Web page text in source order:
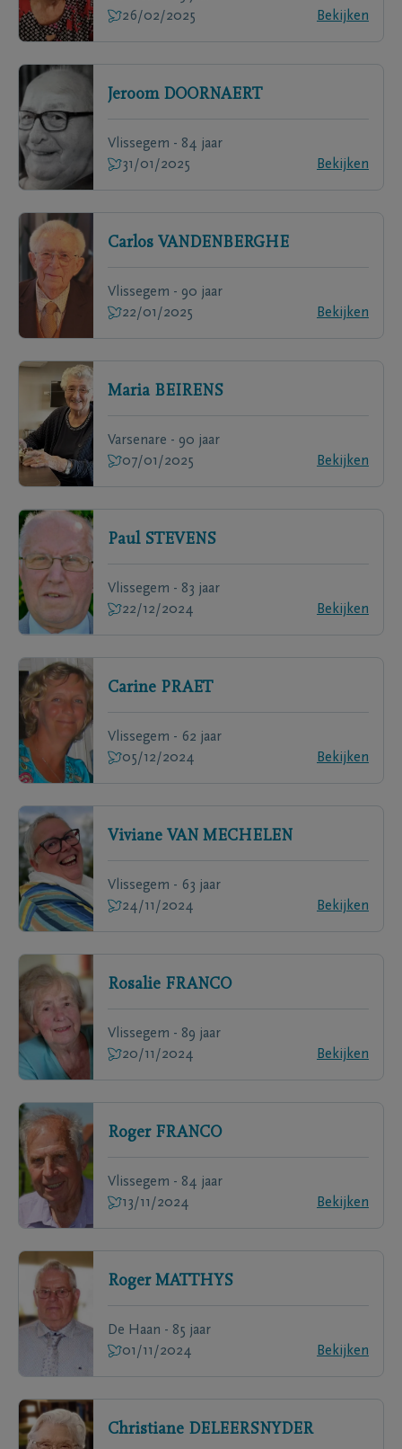
26/02/2025
Bekijken
Jeroom DOORNAERT
Vlissegem - 84 jaar
31/01/2025
Bekijken
Carlos VANDENBERGHE
Vlissegem - 90 jaar
22/01/2025
Bekijken
Maria BEIRENS
Varsenare - 90 jaar
07/01/2025
Bekijken
Paul STEVENS
Vlissegem - 83 jaar
22/12/2024
Bekijken
Carine PRAET
Vlissegem - 62 jaar
05/12/2024
Bekijken
Viviane VAN MECHELEN
Vlissegem - 63 jaar
24/11/2024
Bekijken
Rosalie FRANCO
Vlissegem - 89 jaar
20/11/2024
Bekijken
Roger FRANCO
Vlissegem - 84 jaar
13/11/2024
Bekijken
Roger MATTHYS
De Haan - 85 jaar
01/11/2024
Bekijken
Christiane DELEERSNYDER